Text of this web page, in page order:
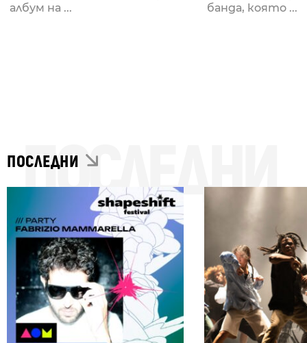
албум на ...
банда, която ...
ПОСЛЕДНИ
ПОСЛЕДНИ